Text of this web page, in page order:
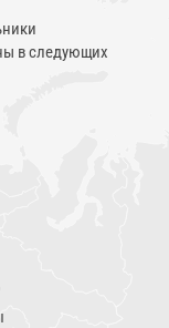
в следующих